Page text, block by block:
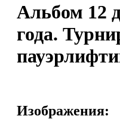
Альбом 12
года.
Изображения: